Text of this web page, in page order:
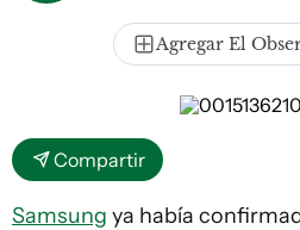
Agregar El
Compartir
Samsung ya había